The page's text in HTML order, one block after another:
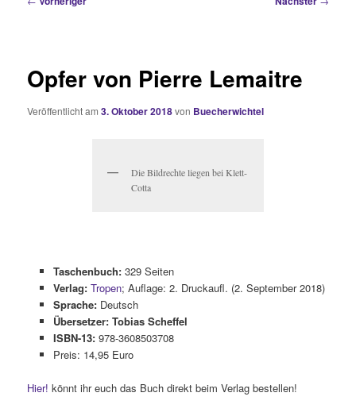
Opfer von Pierre Lemaitre
Veröffentlicht am3. Oktober 2018von Buecherwichtel
Die Bildrechte liegen bei Klett-
Cotta
Taschenbuch:329 Seiten
Verlag: Tropen; Auflage: 2. Druckaufl. (2. September 2018)
Sprache:Deutsch
Übersetzer: Tobias Scheffel
ISBN-13:978-3608503708
Preis: 14,95 Euro
Hier! könnt ihr euch das Buch direkt beim Verlag bestellen!